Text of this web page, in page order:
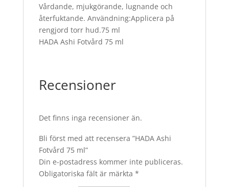
Vårdande, mjukgörande, lugnande och
återfuktande. Användning:Applicera på
rengjord torr hud.75 ml
HADA Ashi Fotvård 75 ml
Recensioner
Det finns inga recensioner än.
Bli först med att recensera ”HADA Ashi
Fotvård 75 ml”
Din e-postadress kommer inte publiceras.
Obligatoriska fält är märkta *